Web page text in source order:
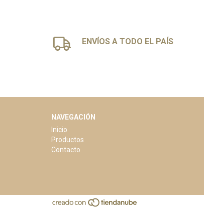
ENVÍOS A TODO EL PAÍS
NAVEGACIÓN
Inicio
Productos
Contacto